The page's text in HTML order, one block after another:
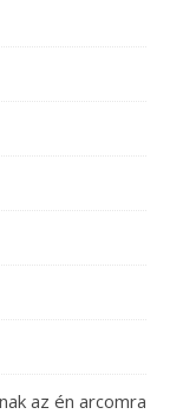
az én arcomra